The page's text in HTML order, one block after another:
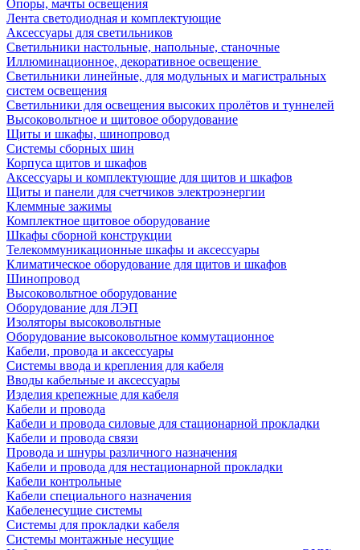
Опоры, мачты освещения
Лента светодиодная и комплектующие
Аксессуары для светильников
Светильники настольные, напольные, станочные
Иллюминационное, декоративное освещение
Светильники линейные, для модульных и магистральных
систем освещения
Светильники для освещения высоких пролётов и туннелей
Высоковольтное и щитовое оборудование
Щиты и шкафы, шинопровод
Системы сборных шин
Корпуса щитов и шкафов
Аксессуары и комплектующие для щитов и шкафов
Щиты и панели для счетчиков электроэнергии
Клеммные зажимы
Комплектное щитовое оборудование
Шкафы сборной конструкции
Телекоммуникационные шкафы и аксессуары
Климатическое оборудование для щитов и шкафов
Шинопровод
Высоковольтное оборудование
Оборудование для ЛЭП
Изоляторы высоковольтные
Оборудование высоковольтное коммутационное
Кабели, провода и аксессуары
Системы ввода и крепления для кабеля
Вводы кабельные и аксессуары
Изделия крепежные для кабеля
Кабели и провода
Кабели и провода силовые для стационарной прокладки
Кабели и провода связи
Провода и шнуры различного назначения
Кабели и провода для нестационарной прокладки
Кабели контрольные
Кабели специального назначения
Кабеленесущие системы
Системы для прокладки кабеля
Системы монтажные несущие